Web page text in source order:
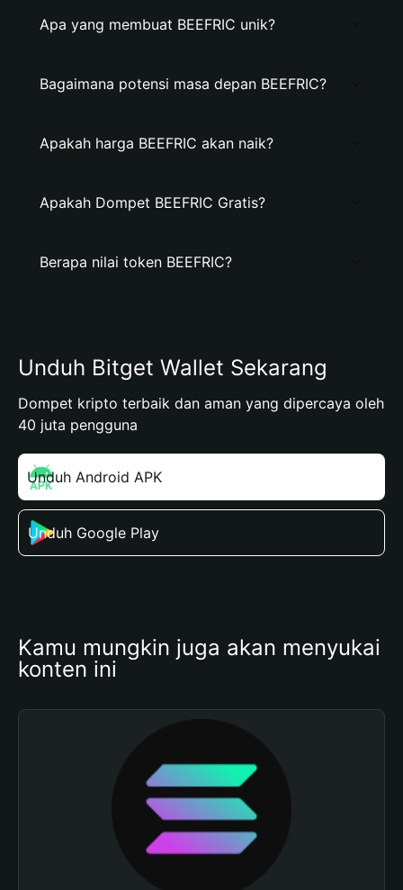
Apa yang membuat BEEFRIC unik?
Bagaimana potensi masa depan BEEFRIC?
Apakah harga BEEFRIC akan naik?
Apakah Dompet BEEFRIC Gratis?
Berapa nilai token BEEFRIC?
Unduh Bitget Wallet Sekarang
Dompet kripto terbaik dan aman yang dipercaya oleh
40 juta pengguna
Unduh Android APK
Unduh Google Play
Kamu mungkin juga akan menyukai
konten ini